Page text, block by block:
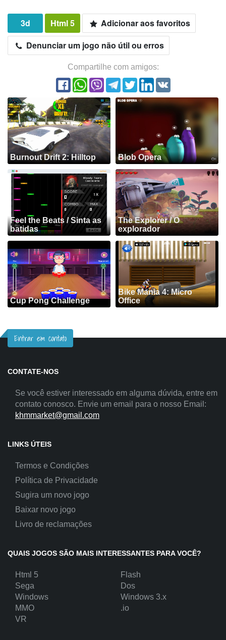
3d Html 5
Adicionar aos favoritos
Denunciar um jogo não útil ou erros
Compartilhe com amigos:
Burnout Drift 2: Hilltop Blob Opera
Feel the Beats / Sinta as
batidas
The Explorer / O
explorador
Cup Pong Challenge
Bike Mania 4: Micro
Office
Entrar em contato
CONTATE-NOS
Se você estiver interessado em alguma dúvida, entre em
contato conosco. Envie um email para o nosso Email:
khmmarket@gmail.com
LINKS ÚTEIS
Termos e Condições
Política de Privacidade
Sugira um novo jogo
Baixar novo jogo
Livro de reclamações
QUAIS JOGOS SÃO MAIS INTERESSANTES PARA VOCÊ?
Html 5
Flash
Sega
Dos
Windows
Windows 3.x
MMO
.io
VR